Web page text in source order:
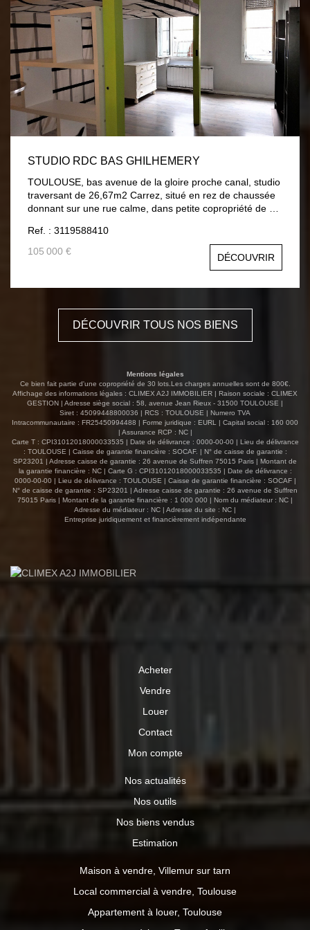
résidence. Charges : 460 € / Trimestre eau comprise.
Copropriété composée de 8 lots d'habitations. Contact :
Carole Boutruche : Agent commercial indépendant : 06-
22-49-51-00
STUDIO RDC BAS GHILHEMERY
TOULOUSE, bas avenue de la gloire proche canal, studio
traversant de 26,67m2 Carrez, situé en rez de chaussée
donnant sur une rue calme, dans petite copropriété de 13
les commodités et de l'hyper centre. Faibles charges (240
euros/ans). Contact : Carole Boutruche : Agent
Commercial Indépendant : 06-22-49-51-00 Prix : 105 000
euros honoraires cabinet inclus. Réf mandat : 883
Ref. : 3119588410
105 000 €
DÉCOUVRIR
DÉCOUVRIR TOUS NOS BIENS
Mentions légales
Ce bien fait partie d'une copropriété de 30 lots.Les charges annuelles sont de 800€.
Affichage des informations légales : CLIMEX A2J IMMOBILIER | Raison sociale : CLIMEX
GESTION | Adresse siège social : 58, avenue Jean Rieux - 31500 TOULOUSE |
Siret : 45099448800036 | RCS : TOULOUSE | Numero TVA
Intracommunautaire : FR25450994488 | Forme juridique : EURL | Capital social : 160 000
| Assurance RCP : NC |
Carte T : CPI31012018000033535 | Date de délivrance : 0000-00-00 | Lieu de délivrance
: TOULOUSE | Caisse de garantie financière : SOCAF. | N° de caisse de garantie :
SP23201 | Adresse caisse de garantie : 26 avenue de Suffren 75015 Paris | Montant de
la garantie financière : NC | Carte G : CPI31012018000033535 | Date de délivrance :
0000-00-00 | Lieu de délivrance : TOULOUSE | Caisse de garantie financière : SOCAF |
N° de caisse de garantie : SP23201 | Adresse caisse de garantie : 26 avenue de Suffren
75015 Paris | Montant de la garantie financière : 1 000 000 | Nom du médiateur : NC |
Adresse du médiateur : NC | Adresse du site : NC |
Entreprise juridiquement et financièrement indépendante
Acheter
Vendre
Louer
Contact
Mon compte
Nos actualités
Nos outils
Nos biens vendus
Estimation
Maison à vendre, Villemur sur tarn
Local commercial à vendre, Toulouse
Appartement à louer, Toulouse